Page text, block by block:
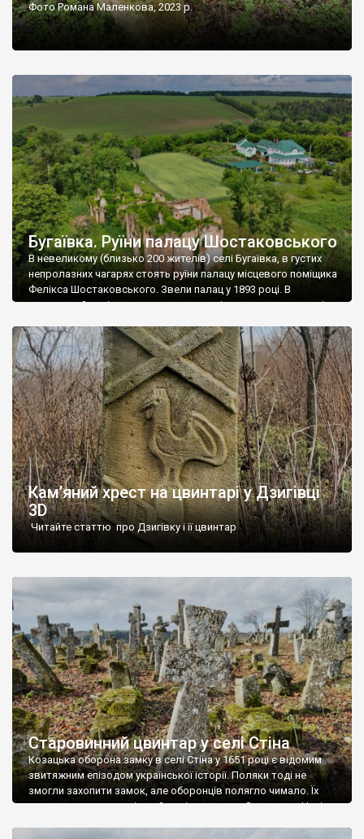
Фото Романа Маленкова, 2023 р.
Бугаївка. Руїни палацу Шостаковського
В невеликому (близько 200 жителів) селі Бугаївка, в густих
непролазних чагарях стоять руїни палацу місцевого поміщика
Фелікса Шостаковського. Звели палац у 1893 році. В
радянський період у ньому спочатку містилася школа, потім
століття тут розмістили туберкульозну лікарню. Коли із
палацу виїхала лікарня – ми точно не […]
Кам’яний хрест на цвинтарі у Дзигівці
3D
Читайте статтю про Дзигівку і її цвинтар
Старовинний цвинтар у селі Стіна
Козацька оборона замку в селі Стіна у 1651 році є відомим
звитяжним епізодом української історії. Поляки тоді не
змогли захопити замок, але оборонців полягло чимало. Їх
поховали на цвинтарі, який тоді називався Замковим. Нині на